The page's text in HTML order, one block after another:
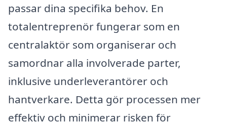
passar dina specifika behov. En
totalentreprenör fungerar som en
centralaktör som organiserar och
samordnar alla involverade parter,
inklusive underleverantörer och
hantverkare. Detta gör processen mer
effektiv och minimerar risken för